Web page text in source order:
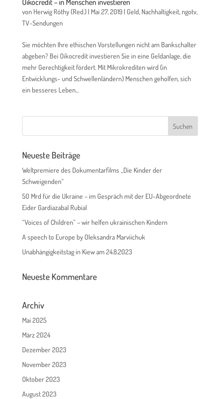
Oikocredit – in Menschen investieren
von Herwig Röthy (Red.)| Mai 27, 2019| Geld, Nachhaltigkeit,ngotv,
TV-Sendungen
Sie möchten Ihre ethischen Vorstellungen nicht am Bankschalter
abgeben? Bei Oikocredit investieren Sie in eine Geldanlage, die
mehr Gerechtigkeit fördert. Mit Mikrokrediten wird (in
Entwicklungs- und Schwellenländern) Menschen geholfen, sich
ein besseres Leben...
Neueste Beiträge
Weltpremiere des Dokumentarfilms „Die Kinder der
Schweigenden“
50 Mrd für die Ukraine – im Gespräch mit der EU-Abgeordnete
Eider Gardiazabal Rubial
“Voices of Children” – wir helfen ukrainischen Kindern
A speech to Europe by Oleksandra Marviichuk
Unabhängigkeitstag in Kiew am 24.8.2023
Neueste Kommentare
Archiv
Mai 2025
März 2024
Dezember 2023
November 2023
Oktober 2023
August 2023